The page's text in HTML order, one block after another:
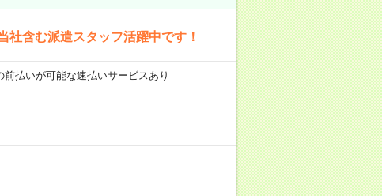
社含む派遣スタッフ活躍中です！
払いが可能な速払いサービスあり